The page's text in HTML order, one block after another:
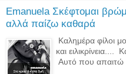
Emanuela Σκέφτομαι
αλλά παίζω καθαρά
Καλημέρα φίλοι
και
Αυτό που απαιτώ